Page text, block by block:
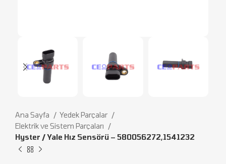
Ana Sayfa
Yedek Parçalar
Elektrik ve Sistem Parçaları
Hyster / Yale Hız Sensörü – 580056272,1541232